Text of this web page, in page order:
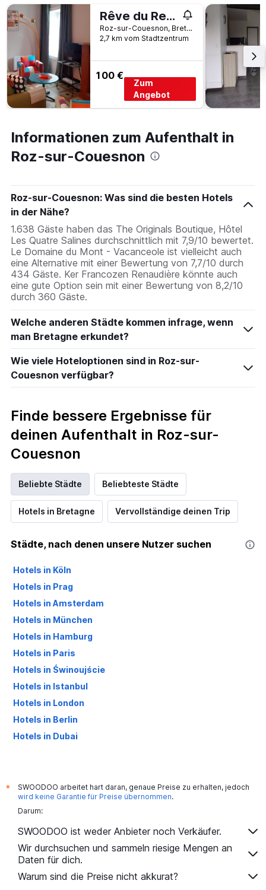
Rêve du Revert
Roz-sur-Couesnon, Bretagne, Frankreich
2,7 km vom Stadtzentrum
100 €
Zum
Angebot
Informationen zum Aufenthalt in
Roz-sur-Couesnon
Roz-sur-Couesnon: Was sind die besten Hotels
in der Nähe?
1.638 Gäste haben das The Originals Boutique, Hôtel
Les Quatre Salines durchschnittlich mit 7,9/10 bewertet.
Le Domaine du Mont - Vacanceole ist vielleicht auch
eine Alternative mit einer Bewertung von 7,7/10 durch
434 Gäste. Ker Francozen Renaudière könnte auch
eine gute Option sein mit einer Bewertung von 8,2/10
durch 360 Gäste.
Welche anderen Städte kommen infrage, wenn
man Bretagne erkundet?
Wie viele Hoteloptionen sind in Roz-sur-
Couesnon verfügbar?
Finde bessere Ergebnisse für
deinen Aufenthalt in Roz-sur-
Couesnon
Beliebte Städte Beliebteste Städte
Hotels in Bretagne Vervollständige deinen Trip
Städte, nach denen unsere Nutzer suchen
Hotels in Köln
Hotels in Prag
Hotels in Amsterdam
Hotels in München
Hotels in Hamburg
Hotels in Paris
Hotels in Świnoujście
Hotels in Istanbul
Hotels in London
Hotels in Berlin
Hotels in Dubai
*
SWOODOO arbeitet hart daran, genaue Preise zu erhalten, jedoch
wird keine Garantie für Preise übernommen.
Darum:
SWOODOO ist weder Anbieter noch Verkäufer.
Wir durchsuchen und sammeln riesige Mengen an
Daten für dich.
Warum sind die Preise nicht akkurat?